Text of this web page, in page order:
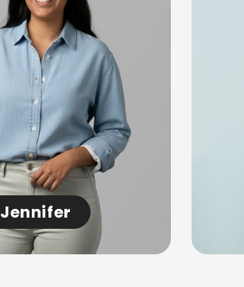
Jennifer